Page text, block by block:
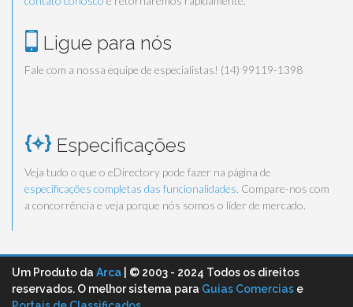
Ligue para nós
Fale com a nossa equipe de especialistas! (14) 99119-1398
Especificações
Veja tudo o que o eDirectory pode fazer na página de
especificações completas das funcionalidades. Compare-nos com
a concorrência e veja porque nós somos o líder de mercado.
Um Produto da Arca | © 2003 - 2024 Todos os direitos
reservados. O melhor sistema para Guias Comercias e